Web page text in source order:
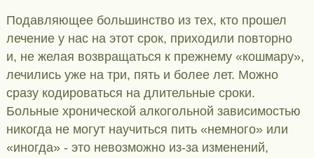
Подавляющее большинство из тех, кто прошел
лечение у нас на этот срок, приходили повторно
и, не желая возвращаться к прежнему «кошмару»,
лечились уже на три, пять и более лет. Можно
сразу кодироваться на длительные сроки.
Больные хронической алкогольной зависимостью
никогда не могут научиться пить «немного» или
«иногда» - это невозможно из-за изменений,